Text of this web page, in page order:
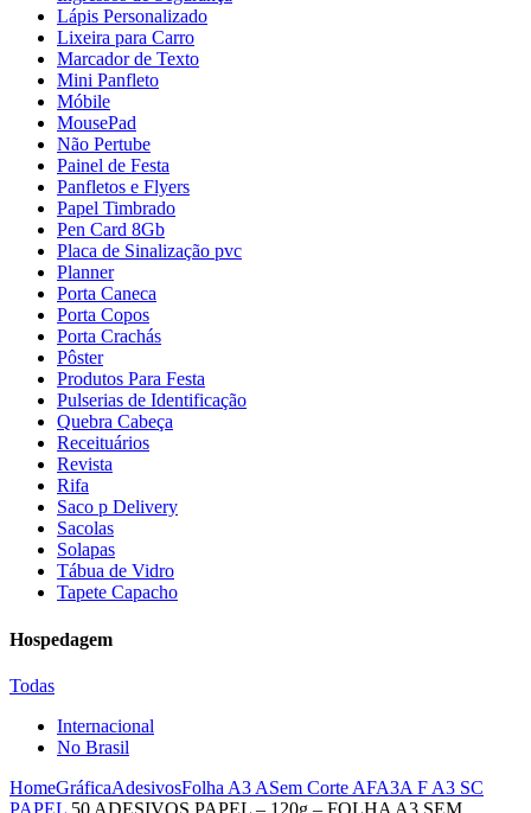
Lápis Personalizado
Lixeira para Carro
Marcador de Texto
Mini Panfleto
Móbile
MousePad
Não Pertube
Painel de Festa
Panfletos e Flyers
Papel Timbrado
Pen Card 8Gb
Placa de Sinalização pvc
Planner
Porta Caneca
Porta Copos
Porta Crachás
Pôster
Produtos Para Festa
Pulserias de Identificação
Quebra Cabeça
Receituários
Revista
Rifa
Saco p Delivery
Sacolas
Solapas
Tábua de Vidro
Tapete Capacho
Hospedagem
Todas
Internacional
No Brasil
HomeGráficaAdesivosFolha A3 ASem Corte AFA3A F A3 SC
PAPEL 50 ADESIVOS PAPEL – 120g – FOLHA A3 SEM